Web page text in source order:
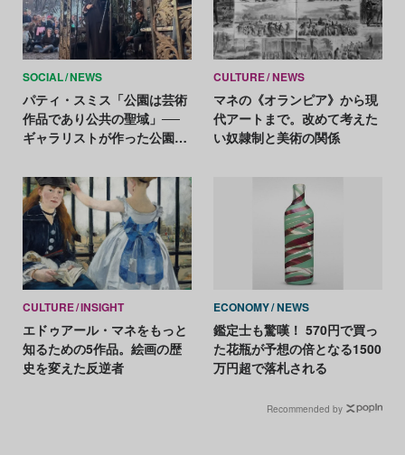
SOCIAL NEWS
パティ・スミス「公園は芸術
作品であり公共の聖域」──
ギャラリストが作った公園の
CULTURE NEWS
マネの《オランピア》から現
代アートまで。改めて考えた
い奴隷制と美術の関係
CULTURE INSIGHT
エドゥアール・マネをもっと
知るための5作品。絵画の歴
史を変えた反逆者
ECONOMY NEWS
鑑定士も驚嘆！ 570円で買っ
た花瓶が予想の倍となる1500
万円超で落札される
Recommended by